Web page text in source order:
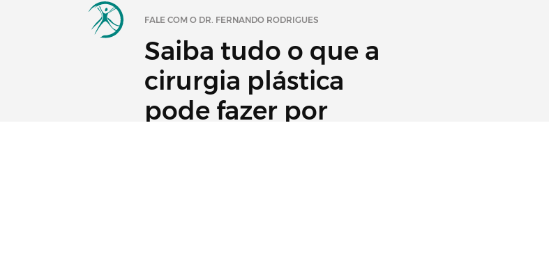
FALE COM O DR. FERNANDO RODRIGUES
Saiba tudo o que a
cirurgia plástica
pode fazer por